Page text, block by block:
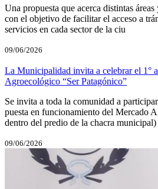
Una propuesta que acerca distintas
con el objetivo de facilitar el acceso a
servicios en cada sector de la ciu
09/06/2026
La Municipalidad invita a celebrar el 1°
Agroecológico “Ser Patagónico”
Se invita a toda la comunidad a
puesta en funcionamiento del Mercado
dentro del predio de la chacra municipal)
09/06/2026